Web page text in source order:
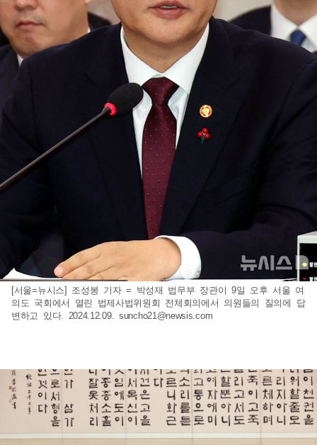
[서울=뉴시스] 조성봉 기자 = 박성재 법무부 장관이 9일 오후 서울 여
의도 국회에서 열린 법제사법위원회 전체회의에서 의원들의 질의에 답
변하고 있다. 2024.12.09. suncho21@newsis.com